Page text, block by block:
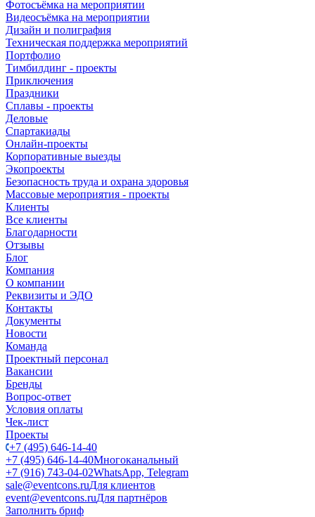
Фотосъёмка на мероприятии
Видеосъёмка на мероприятии
Дизайн и полиграфия
Техническая поддержка мероприятий
Портфолио
Тимбилдинг - проекты
Приключения
Праздники
Сплавы - проекты
Деловые
Спартакиады
Онлайн-проекты
Корпоративные выезды
Экопроекты
Безопасность труда и охрана здоровья
Массовые мероприятия - проекты
Клиенты
Все клиенты
Благодарности
Отзывы
Блог
Компания
О компании
Реквизиты и ЭДО
Контакты
Документы
Новости
Команда
Проектный персонал
Вакансии
Бренды
Вопрос-ответ
Условия оплаты
Чек-лист
Проекты
+7 (495) 646-14-40
+7 (495) 646-14-40Многоканальный
+7 (916) 743-04-02WhatsApp, Telegram
sale@eventcons.ruДля клиентов
event@eventcons.ruДля партнёров
Заполнить бриф